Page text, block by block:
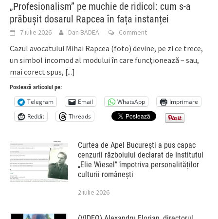
„Profesionalism” pe muchie de ridicol: cum s-a
prăbușit dosarul Rapcea în fața instanței
7 iulie 2026 Dan BADEA Comment
Cazul avocatului Mihai Rapcea (foto) devine, pe zi ce trece,
un simbol incomod al modului în care funcționează – sau,
mai corect spus, [...]
Postează articolul pe:
Telegram Email WhatsApp
Imprimare
Reddit
Threads
Curtea de Apel București a pus capac
cenzurii războiului declarat de Institutul
„Elie Wiesel” împotriva personalităților
culturii românești
2 iulie 2026